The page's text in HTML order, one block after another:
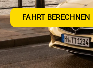
FAHRT BERECHNEN